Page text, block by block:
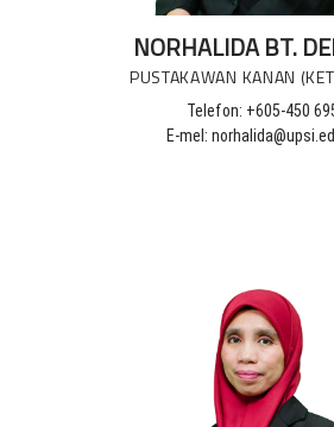
NORHALIDA BT.
PUSTAKAWAN KANAN
Telefon: +605-450
E-mel: